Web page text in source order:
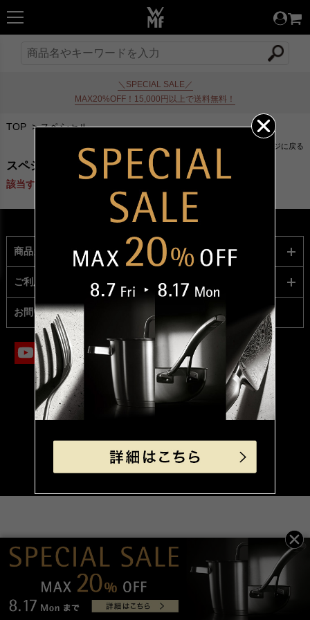
＼SPECIAL SALE／
MAX20%OFF！15,000円以上で送料無料！
TOP >スペシャル
前のページに戻る
スペシャル
該当する商品がありません。
商品カテゴリー
ご利用ガイド
お問い合わせ
© Groupe SEB Japan